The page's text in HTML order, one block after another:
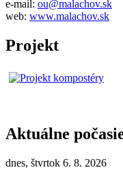
e-mail: ou@malachov.sk
web: www.malachov.sk
Projekt
Aktuálne
dnes, štvrtok 6. 8. 2026